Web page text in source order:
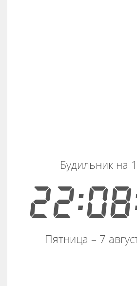
Будильник на
Пятница – 7